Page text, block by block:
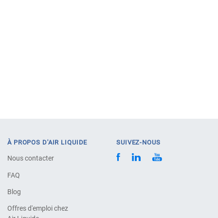
À PROPOS D'AIR LIQUIDE
Nous contacter
FAQ
Blog
Offres d'emploi chez
SUIVEZ-NOUS